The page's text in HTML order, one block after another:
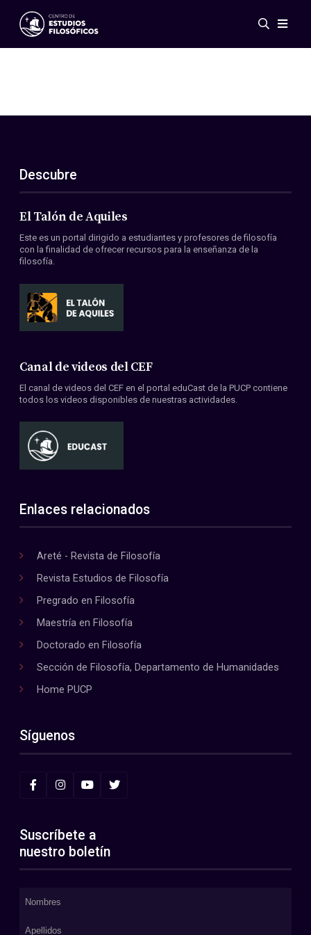
Eventos
ES
EN
Acerca de nosotros
Miembros
Convenios
Descubre
El Talón de Aquiles
Este es un portal dirigido a estudiantes y profesores de filosofía
con la finalidad de ofrecer recursos para la enseñanza de la
filosofía.
Canal de videos del CEF
El canal de videos del CEF en el portal eduCast de la PUCP contiene
todos los videos disponibles de nuestras actividades.
Enlaces relacionados
Areté - Revista de Filosofía
Revista Estudios de Filosofía
Pregrado en Filosofía
Maestría en Filosofía
Doctorado en Filosofía
Sección de Filosofía, Departamento de Humanidades
Home PUCP
Síguenos
Suscríbete a
nuestro boletín